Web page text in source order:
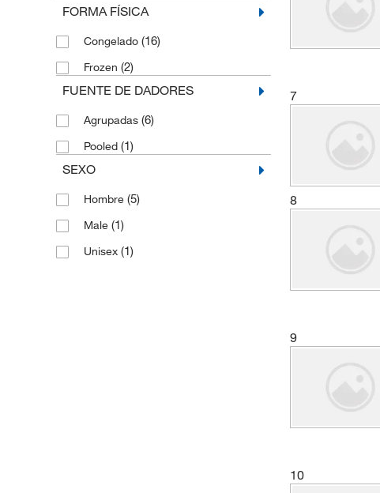
Breast Duct(4)
Cecum(4)
Cervix (2)
Cervix, Adenocarcinoma
Colon(5)
Colon, Colorectal Carcinoma
Connective Tissue, Fibrosarcoma
(1)
Embryo, Contact-inhibited
Embryonic
Epidermis
FORMA FÍSICA
Congelado (16)
Frozen (2)
FUENTE DE DADORES
Agrupadas (6)
Pooled (1)
SEXO
Hombre (5)
Male (1)
Unisex (1)
7
8
9
10